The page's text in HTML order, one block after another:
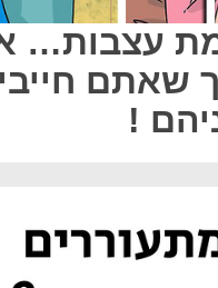
עצבות…
שאתם
!